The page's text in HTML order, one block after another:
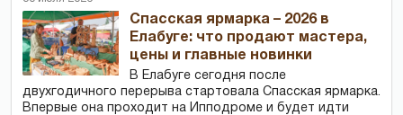
Спасская ярмарка – 2026 в
Елабуге: что продают мастера,
цены и главные новинки
В Елабуге сегодня после
двухгодичного перерыва стартовала Спасская ярмарка.
Впервые она проходит на Ипподроме и будет идти